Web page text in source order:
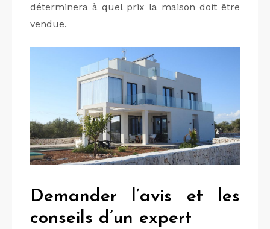
déterminera à quel prix la maison doit être
vendue.
Demander l’avis et les
conseils d’un expert